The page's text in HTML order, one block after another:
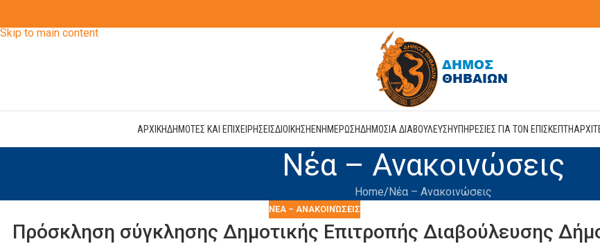
Skip to main content
ΑΡΧΙΚΗΔΗΜΟΤΕΣ ΚΑΙ ΕΠΙΧΕΙΡΗΣΕΙΣΔΙΟΙΚΗΣΗΕΝΗΜΕΡΩΣΗΔΗΜΟΣΙΑ ΔΙΑΒΟΥΛΕΥΣΗΥΠΗΡΕΣΙΕΣ ΓΙΑ ΤΟΝ ΕΠΙΣΚΕΠΤΗ
Νέα – Ανακοινώσεις
Home Νέα – Ανακοινώσεις
ΝΈΑ – ΑΝΑΚΟΙΝΏΣΕΙΣ
Πρόσκληση σύγκλησης Δημοτικής Επιτροπής Διαβούλευσης